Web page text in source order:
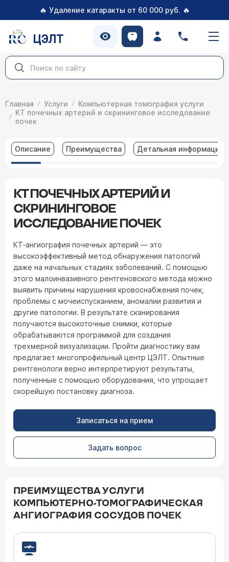
🔥 Удаление катаракты от 60 000 руб. 🔥
ЦЭЛТ
Главная Услуги
Компьютерная томография услуги
КТ почечных артерий и скрининговое исследование
почек
Описание Преимущества Детальная информация
КТ ПОЧЕЧНЫХ АРТЕРИЙ И
СКРИНИНГОВОЕ
ИССЛЕДОВАНИЕ ПОЧЕК
КТ-ангиография почечных артерий — это
высокоэффективный метод обнаружения патологий
даже на начальных стадиях заболеваний. С помощью
этого малоинвазивного рентгеновского метода можно
выявить причины нарушения кровоснабжения почек,
проблемы с мочеиспусканием, аномалии развития и
другие патологии. В результате сканирования
получаются высокоточные снимки, которые
обрабатываются программой для создания
трехмерной визуализации. Пройти диагностику вам
предлагает многопрофильный центр ЦЭЛТ. Опытные
рентгенологи верно интерпретируют результаты,
полученные с помощью оборудования, что упрощает
скорейшую постановку диагноза.
Записаться на прием
Задать вопрос
ПРЕИМУЩЕСТВА УСЛУГИ
КОМПЬЮТЕРНО-ТОМОГРАФИЧЕСКАЯ
АНГИОГРАФИЯ СОСУДОВ ПОЧЕК